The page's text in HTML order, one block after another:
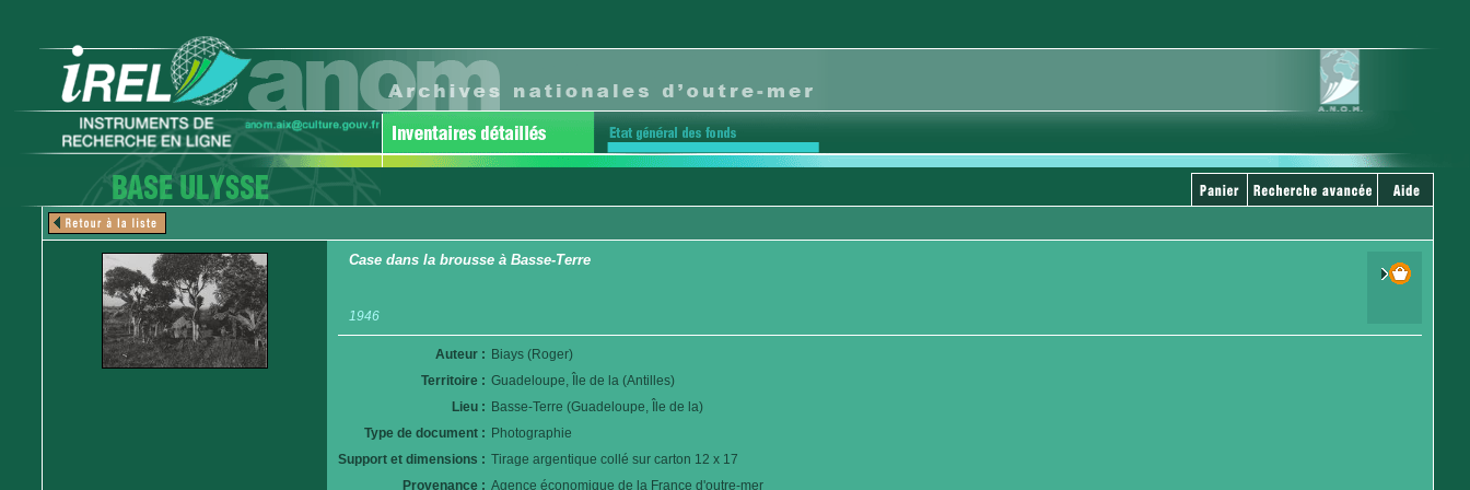
Case dans la brousse à Basse-Terre
1946
Auteur : Biays (Roger)
Territoire : Guadeloupe, Île de la (Antilles)
Lieu : Basse-Terre (Guadeloupe, Île de la)
Type de document : Photographie
Support et dimensions : Tirage argentique collé sur carton 12 x 17
Provenance : Agence économique de la France d'outre-mer